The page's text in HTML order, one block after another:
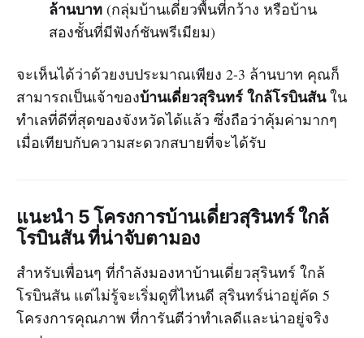
ล้านบาท(กลุ่มบ้านเดี่ยวพื้นที่กว้าง หรือบ้าน
สองชั้นที่มีฟังก์ชันพรีเมียม)
จะเห็นได้ว่าด้วยงบประมาณเพียง 2-3 ล้านบาท คุณก็
สามารถเป็นเจ้าของบ้านเดี่ยวสุรินทร์ ใกล้โรบินสันใน
ทำเลที่ดีที่สุดของจังหวัดได้แล้ว ซึ่งถือว่าคุ้มค่ามากๆ
เมื่อเทียบกับความสะดวกสบายที่จะได้รับ
แนะนำ 5 โครงการบ้านเดี่ยวสุรินทร์ ใกล้
โรบินสัน ที่น่าจับตามอง
สำหรับเพื่อนๆ ที่กำลังมองหาบ้านเดี่ยวสุรินทร์ ใกล้
โรบินสัน แต่ไม่รู้จะเริ่มดูที่ไหนดี สุรินทร์น่าอยู่คัด 5
โครงการคุณภาพ ที่การันตีว่าทำเลดีและน่าอยู่จริง